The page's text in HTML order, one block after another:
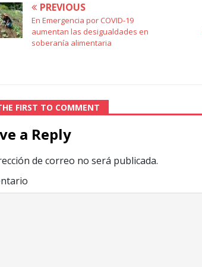
PREVIOUS
En Emergencia por COVID-19
aumentan las desigualdades en
soberanía alimentaria
FIRST TO COMMENT
a Reply
de correo no será publicada.